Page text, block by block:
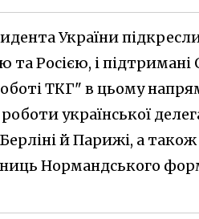
України
та Росією, і
ТКГ" в цьому
української
й Парижі, а
Нормандського